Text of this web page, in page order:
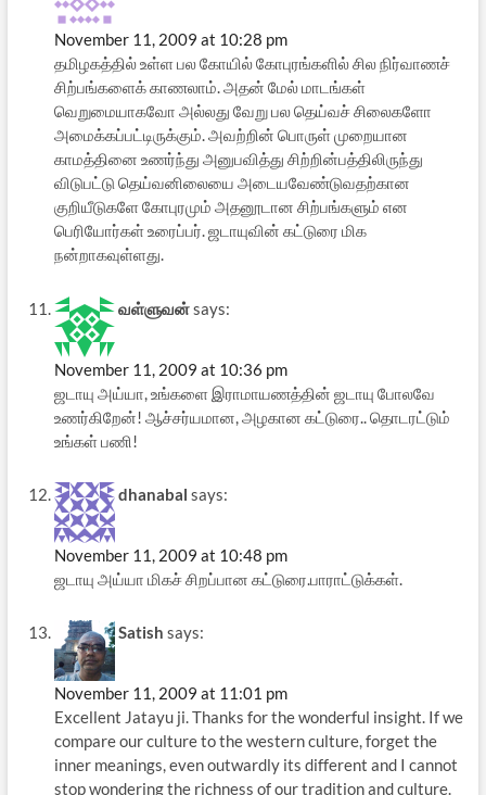
November 11, 2009 at 10:28 pm
தமிழகத்தில் உள்ள பல கோயில் கோபுரங்களில் சில நிர்வாணச்
சிற்பங்களைக் காணலாம். அதன் மேல் மாடங்கள்
வெறுமையாகவோ அல்லது வேறு பல தெய்வச் சிலைகளோ
அமைக்கப்பட்டிருக்கும். அவற்றின் பொருள் முறையான
காமத்தினை உணர்ந்து அனுபவித்து சிற்றின்பத்திலிருந்து
விடுபட்டு தெய்வனிலையை அடையவேண்டுவதற்கான
குறியீடுகளே கோபுரமும் அதனூடான சிற்பங்களும் என
பெரியோர்கள் உரைப்பர். ஜடாயுவின் கட்டுரை மிக
நன்றாகவுள்ளது.
வள்ளுவன்says:
November 11, 2009 at 10:36 pm
ஜடாயு அய்யா, உங்களை இராமாயணத்தின் ஜடாயு போலவே
உணர்கிறேன்! ஆச்சர்யமான, அழகான கட்டுரை.. தொடரட்டும்
உங்கள் பணி!
dhanabal says:
November 11, 2009 at 10:48 pm
ஜடாயு அய்யா மிகச் சிறப்பான கட்டுரை.பாராட்டுக்கள்.
Satish says:
November 11, 2009 at 11:01 pm
Excellent Jatayu ji. Thanks for the wonderful insight. If we
compare our culture to the western culture, forget the
inner meanings, even outwardly its different and I cannot
stop wondering the richness of our tradition and culture.